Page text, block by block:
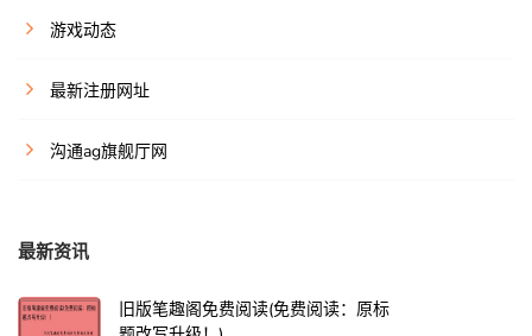
游戏动态
最新注册网址
沟通ag旗舰厅网
最新资讯
旧版笔趣阁免费阅读(免费阅读：原标